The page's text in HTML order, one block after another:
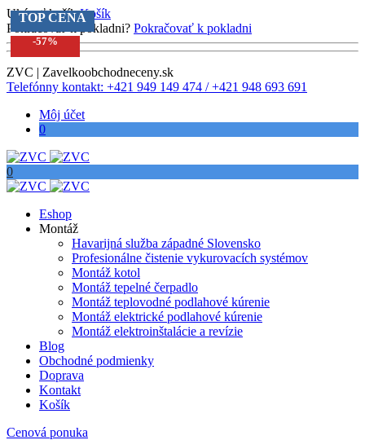
Ukázať košík Košík
Pokračovať k pokladni? Pokračovať k pokladni
ZVC | Zavelkoobchodneceny.sk
Telefónny kontakt: +421 949 149 474 / +421 948 693 691
Môj účet
0
0
Eshop
Montáž
Havarijná služba západné Slovensko
Profesionálne čistenie vykurovacích systémov
Montáž kotol
Montáž tepelné čerpadlo
Montáž teplovodné podlahové kúrenie
Montáž elektrické podlahové kúrenie
Montáž elektroinštalácie a revízie
Blog
Obchodné podmienky
Doprava
Kontakt
Košík
Cenová ponuka
-57%
TOP CENA